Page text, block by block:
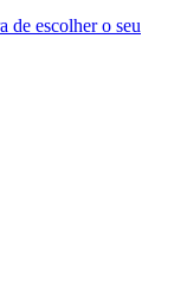
de escolher o seu